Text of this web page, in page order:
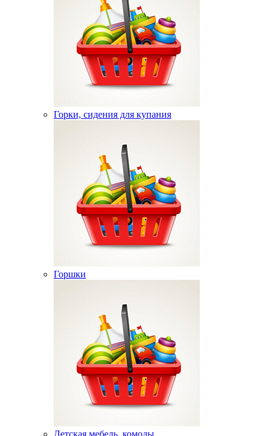
Горки, сидения для купания
Горшки
Детская мебель, комоды